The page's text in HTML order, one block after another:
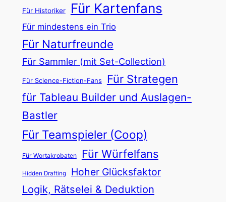
f
i
d
i
e
B
s
h
a
u
Für Historiker Für Kartenfans
Für mindestens ein Trio
Für Naturfreunde
Für Sammler (mit Set-Collection)
Für Science-Fiction-Fans Für Strategen
für Tableau Builder und Auslagen-
Bastler
Für Teamspieler (Coop)
Für Wortakrobaten Für Würfelfans
Hidden Drafting Hoher Glücksfaktor
Logik, Rätselei & Deduktion